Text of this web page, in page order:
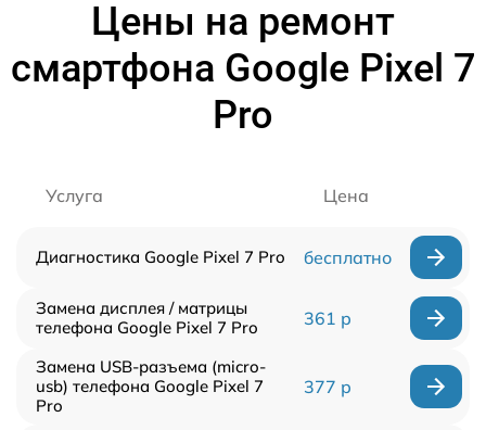
Цены на ремонт
смартфона Google Pixel 7
Pro
Услуга Цена
Диагностика Google Pixel 7 Pro бесплатно
Замена дисплея / матрицы
телефона Google Pixel 7 Pro
361 р
Замена USB-разъема (micro-
usb) телефона Google Pixel 7
Pro
377 р